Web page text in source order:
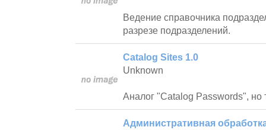
Ведение справочника
разрезе подразделений.
Catalog Sites 1.0
Unknown
Аналог "Catalog Passwords", но
Административная